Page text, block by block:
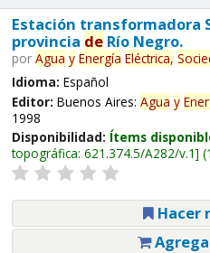
Estación transformadora
provincia deRío Negro.
por Agua y Energía Eléctrica,
Idioma: Español
Editor: Buenos Aires: Agua y
1998
Disponibilidad: Ítems
topográfica: 621.374.5/A282/v.1
Hacer